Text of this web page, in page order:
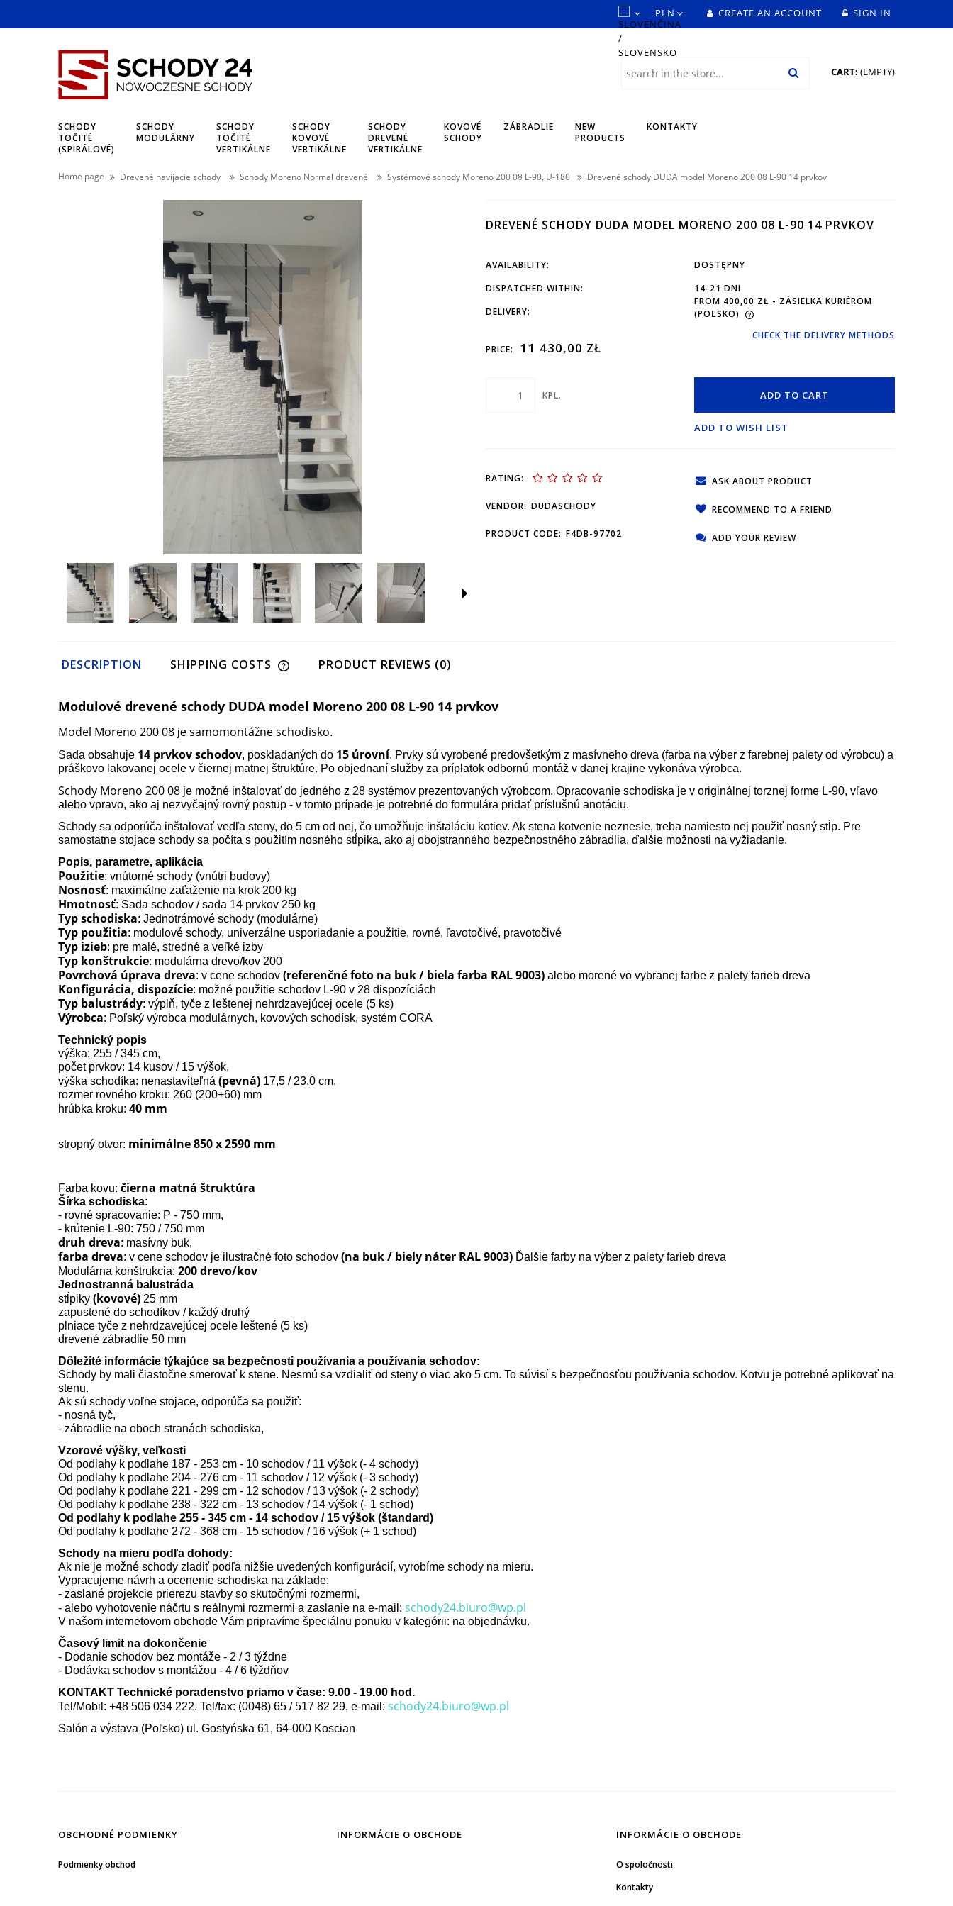
CREATE AN ACCOUNT SIGN IN
CART: (EMPTY)
SCHODY
TOČITÉ
(SPIRÁLOVÉ)
SCHODY
MODULÁRNY
SCHODY
TOČITÉ
VERTIKÁLNE
SCHODY
KOVOVÉ
VERTIKÁLNE
SCHODY
DREVENÉ
VERTIKÁLNE
KOVOVÉ
SCHODY
ZÁBRADLIE
NEW
PRODUCTS
KONTAKTY
Home page Drevené navíjacie schody Schody Moreno Normal drevené Systémové schody Moreno 200 08 L-90, U-180 Drevené schody DUDA model Moreno 200 08 L-90 14 prvkov
DREVENÉ SCHODY DUDA MODEL MORENO 200 08 L-90 14 PRVKOV
AVAILABILITY:
DOSTĘPNY
DISPATCHED WITHIN:
14-21 DNI
DELIVERY:
FROM 400,00 ZŁ - ZÁSIELKA KURIÉROM
(POĽSKO)
CHECK THE DELIVERY METHODS
PRICE:
11 430,00 ZŁ
KPL. ADD TO CART
ADD TO WISH LIST
RATING:
VENDOR: DUDASCHODY
PRODUCT CODE: F4DB-97702
ASK ABOUT PRODUCT
RECOMMEND TO A FRIEND
ADD YOUR REVIEW
DESCRIPTION SHIPPING COSTS PRODUCT REVIEWS (0)
Modulové drevené schody DUDA model Moreno 200 08 L-90 14 prvkov
Model Moreno 200 08 je samomontážne schodisko.
Sada obsahuje 14 prvkov schodov, poskladaných do 15 úrovní. Prvky sú vyrobené predovšetkým z masívneho dreva (farba na výber z farebnej palety od výrobcu) a
práškovo lakovanej ocele v čiernej matnej štruktúre. Po objednaní služby za príplatok odbornú montáž v danej krajine vykonáva výrobca.
Schody Moreno 200 08 je možné inštalovať do jedného z 28 systémov prezentovaných výrobcom. Opracovanie schodiska je v originálnej torznej forme L-90, vľavo
alebo vpravo, ako aj nezvyčajný rovný postup - v tomto prípade je potrebné do formulára pridať príslušnú anotáciu.
Schody sa odporúča inštalovať vedľa steny, do 5 cm od nej, čo umožňuje inštaláciu kotiev. Ak stena kotvenie neznesie, treba namiesto nej použiť nosný stĺp. Pre
samostatne stojace schody sa počíta s použitím nosného stĺpika, ako aj obojstranného bezpečnostného zábradlia, ďalšie možnosti na vyžiadanie.
Popis, parametre, aplikácia
Použitie: vnútorné schody (vnútri budovy)
Nosnosť: maximálne zaťaženie na krok 200 kg
Hmotnosť: Sada schodov / sada 14 prvkov 250 kg
Typ schodiska: Jednotrámové schody (modulárne)
Typ použitia: modulové schody, univerzálne usporiadanie a použitie, rovné, ľavotočivé, pravotočivé
Typ izieb: pre malé, stredné a veľké izby
Typ konštrukcie: modulárna drevo/kov 200
Povrchová úprava dreva: v cene schodov (referenčné foto na buk / biela farba RAL 9003) alebo morené vo vybranej farbe z palety farieb dreva
Konfigurácia, dispozície: možné použitie schodov L-90 v 28 dispozíciách
Typ balustrády: výplň, tyče z leštenej nehrdzavejúcej ocele (5 ks)
Výrobca: Poľský výrobca modulárnych, kovových schodísk, systém CORA
Technický popis
výška: 255 / 345 cm,
počet prvkov: 14 kusov / 15 výšok,
výška schodíka: nenastaviteľná (pevná) 17,5 / 23,0 cm,
rozmer rovného kroku: 260 (200+60) mm
hrúbka kroku: 40 mm
stropný otvor: minimálne 850 x 2590 mm
Farba kovu: čierna matná štruktúra
Šírka schodiska:
- rovné spracovanie: P - 750 mm,
- krútenie L-90: 750 / 750 mm
druh dreva: masívny buk,
farba dreva: v cene schodov je ilustračné foto schodov (na buk / biely náter RAL 9003) Ďalšie farby na výber z palety farieb dreva
Modulárna konštrukcia: 200 drevo/kov
Jednostranná balustráda
stĺpiky (kovové) 25 mm
zapustené do schodíkov / každý druhý
plniace tyče z nehrdzavejúcej ocele leštené (5 ks)
drevené zábradlie 50 mm
Dôležité informácie týkajúce sa bezpečnosti používania a používania schodov:
Schody by mali čiastočne smerovať k stene. Nesmú sa vzdialiť od steny o viac ako 5 cm. To súvisí s bezpečnosťou používania schodov. Kotvu je potrebné aplikovať na
stenu.
Ak sú schody voľne stojace, odporúča sa použiť:
- nosná tyč,
- zábradlie na oboch stranách schodiska,
Vzorové výšky, veľkosti
Od podlahy k podlahe 187 - 253 cm - 10 schodov / 11 výšok (- 4 schody)
Od podlahy k podlahe 204 - 276 cm - 11 schodov / 12 výšok (- 3 schody)
Od podlahy k podlahe 221 - 299 cm - 12 schodov / 13 výšok (- 2 schody)
Od podlahy k podlahe 238 - 322 cm - 13 schodov / 14 výšok (- 1 schod)
Od podlahy k podlahe 255 - 345 cm - 14 schodov / 15 výšok (štandard)
Od podlahy k podlahe 272 - 368 cm - 15 schodov / 16 výšok (+ 1 schod)
Schody na mieru podľa dohody:
Ak nie je možné schody zladiť podľa nižšie uvedených konfigurácií, vyrobíme schody na mieru.
Vypracujeme návrh a ocenenie schodiska na základe:
- zaslané projekcie prierezu stavby so skutočnými rozmermi,
- alebo vyhotovenie náčrtu s reálnymi rozmermi a zaslanie na e-mail: schody24.biuro@wp.pl
V našom internetovom obchode Vám pripravíme špeciálnu ponuku v kategórii: na objednávku.
Časový limit na dokončenie
- Dodanie schodov bez montáže - 2 / 3 týždne
- Dodávka schodov s montážou - 4 / 6 týždňov
KONTAKT Technické poradenstvo priamo v čase: 9.00 - 19.00 hod.
Tel/Mobil: +48 506 034 222. Tel/fax: (0048) 65 / 517 82 29, e-mail: schody24.biuro@wp.pl
Salón a výstava (Poľsko) ul. Gostyńska 61, 64-000 Koscian
OBCHODNÉ PODMIENKY
Podmienky obchod
INFORMÁCIE O OBCHODE INFORMÁCIE O OBCHODE
O spoločnosti
Kontakty